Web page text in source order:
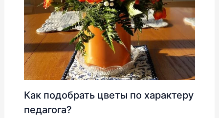
Как подобрать цветы по характеру
педагога?